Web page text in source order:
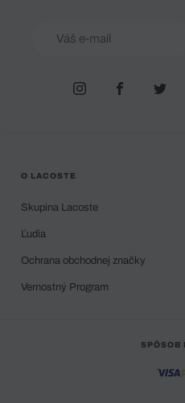
O LACOSTE
Skupina Lacoste
Ľudia
Ochrana obchodnej značky
Vernostný Program
SPÔSOB